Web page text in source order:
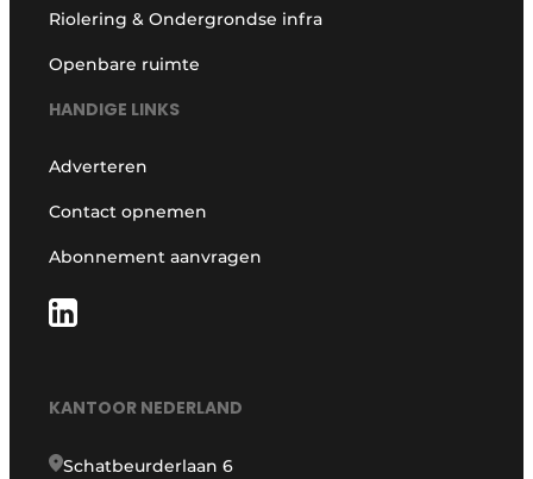
Riolering & Ondergrondse infra
Openbare ruimte
HANDIGE LINKS
Adverteren
Contact opnemen
Abonnement aanvragen
KANTOOR NEDERLAND
Schatbeurderlaan 6